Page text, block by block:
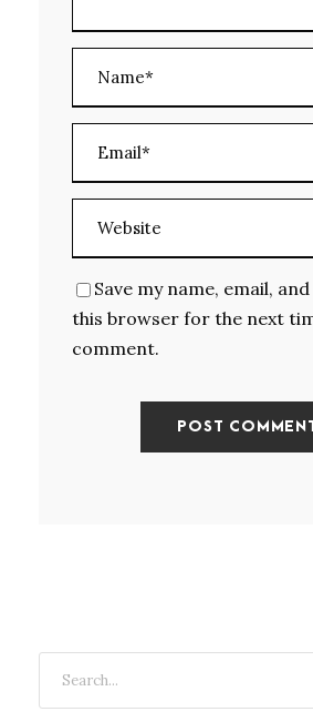
Save my name, email,
this browser for the next
comment.